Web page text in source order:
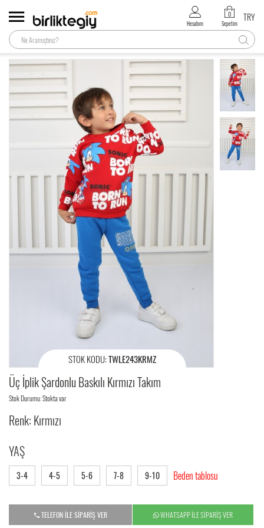
Hesabım
0
Sepetim
TRY
STOK KODU:TWLE243KRMZ
Üç İplik Şardonlu Baskılı Kırmızı Takım
Stok Durumu: Stokta var
Renk: Kırmızı
YAŞ
3-4 4-5 5-6 7-8 9-10 Beden tablosu
TELEFON İLE SİPARİŞ VER WHATSAPP İLE SİPARİŞ VER